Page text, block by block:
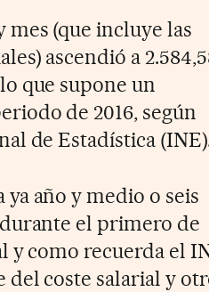
(que incluye las
ascendió a
que supone un
de 2016, según
de Estadística
año y medio o seis
el primero de
y como recuerda el
del coste salarial y